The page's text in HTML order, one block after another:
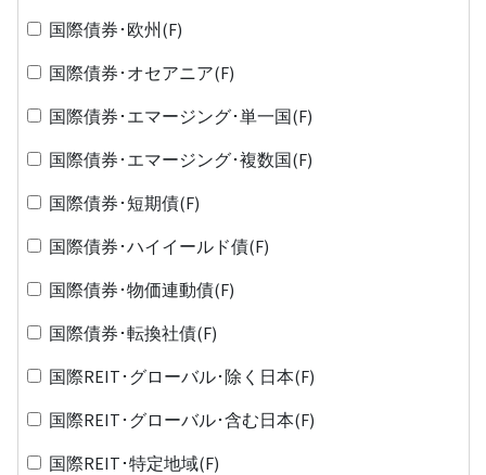
国際債券･欧州(F)
国際債券･オセアニア(F)
国際債券･エマージング･単一国(F)
国際債券･エマージング･複数国(F)
国際債券･短期債(F)
国際債券･ハイイールド債(F)
国際債券･物価連動債(F)
国際債券･転換社債(F)
国際REIT･グローバル･除く日本(F)
国際REIT･グローバル･含む日本(F)
国際REIT･特定地域(F)